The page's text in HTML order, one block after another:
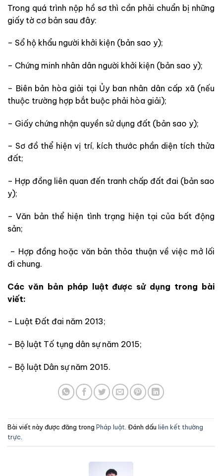
Trong quá trình nộp hồ sơ thì cần phải chuẩn bị những
giấy tờ cơ bản sau đây:
– Sổ hộ khẩu người khởi kiện (bản sao y);
– Chứng minh nhân dân người khởi kiện (bản sao y);
– Biên bản hòa giải tại Ủy ban nhân dân cấp xã (nếu
thuộc trường hợp bắt buộc phải hòa giải);
– Giấy chứng nhận quyền sử dụng đất (bản sao y);
– Sơ đồ thể hiện vị trí, kích thước phần diện tích thửa
đất;
– Hợp đồng liên quan đến tranh chấp đất đai (bản sao
y);
– Văn bản thể hiện tình trạng hiện tại của bất động
sản;
– Hợp đồng hoặc văn bản thỏa thuận về việc mở lối
đi chung.
Các văn bản pháp luật được sử dụng trong bài
viết:
– Luật Đất đai năm 2013;
– Bộ luật Tố tụng dân sự năm 2015;
– Bộ luật Dân sự năm 2015.
Bài viết này được đăng trong Pháp luật. Đánh dấu liên kết thường
trực.